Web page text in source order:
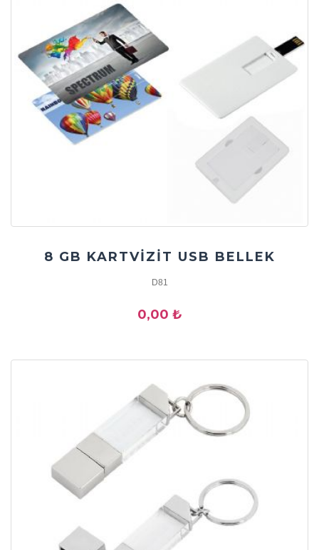
8 GB KARTVİZİT USB BELLEK
D81
0,00 ₺